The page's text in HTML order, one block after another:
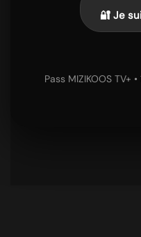
🔐 Je
Pass MIZIKOOS TV+